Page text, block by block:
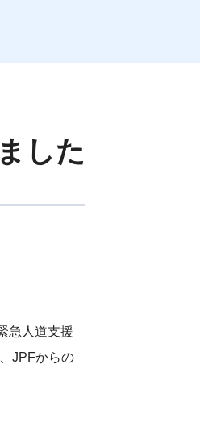
した
急人道支援
JPFからの